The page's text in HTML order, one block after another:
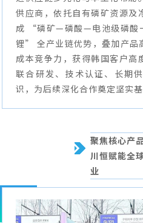
供应商，依托自有磷矿资源及
成 “磷矿—磷酸—电池级磷酸
锂” 全产业链优势，叠加产品
成本竞争力，获得韩国客户高
联合研发、技术认证、长期
识，为后续深化合作奠定坚实基
聚焦核心产
川恒赋能全
业